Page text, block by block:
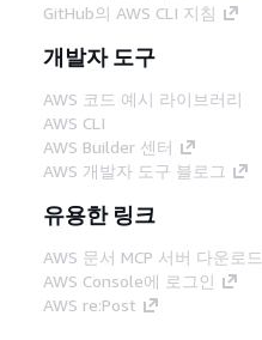
GitHub의 AWS CLI 지침
개발자 도구
AWS 코드 예시 라이브러리
AWS CLI
AWS Builder 센터
AWS 개발자 도구 블로그
유용한 링크
AWS 문서 MCP 서버 다운로드
AWS Console에 로그인
AWS re:Post